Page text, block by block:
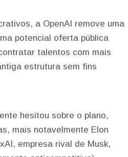
a OpenAI remove uma
potencial oferta pública
talentos com mais
estrutura sem fins
hesitou sobre o plano,
mais notavelmente Elon
empresa rival de Musk,